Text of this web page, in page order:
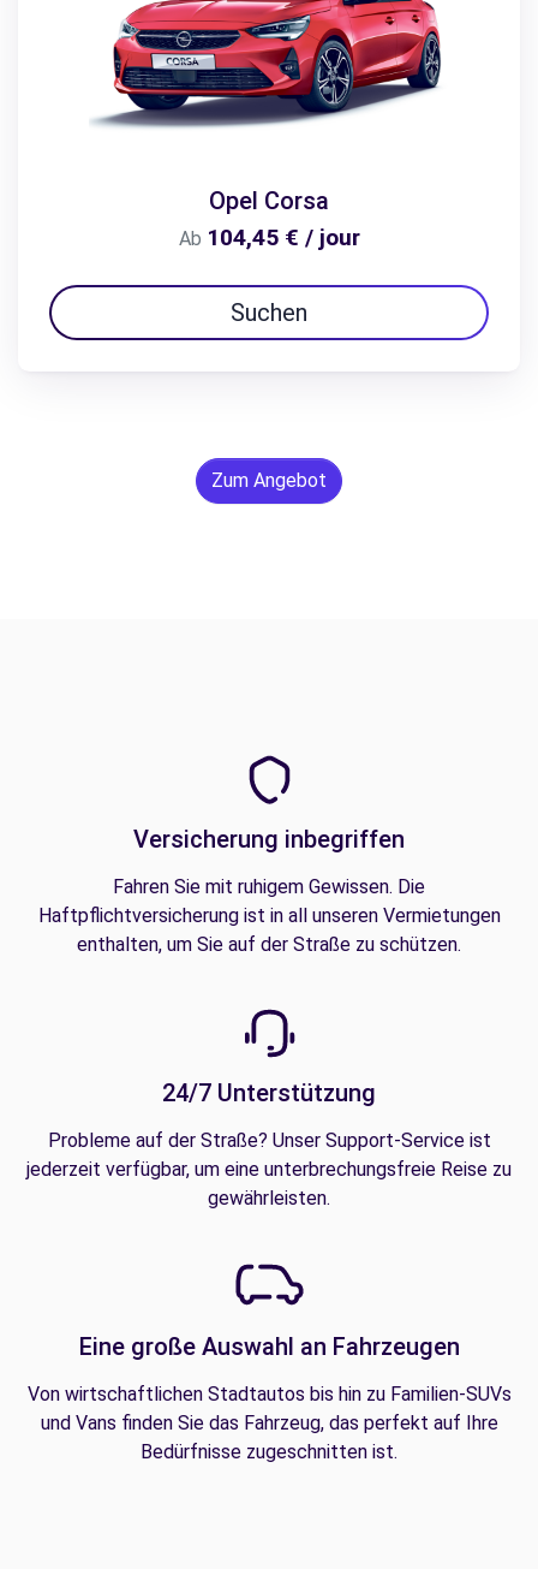
Opel Corsa
Ab 104,45 € / jour
Suchen
Zum Angebot
Versicherung inbegriffen
Fahren Sie mit ruhigem Gewissen. Die
Haftpflichtversicherung ist in all unseren Vermietungen
enthalten, um Sie auf der Straße zu schützen.
24/7 Unterstützung
Probleme auf der Straße? Unser Support-Service ist
jederzeit verfügbar, um eine unterbrechungsfreie Reise zu
gewährleisten.
Eine große Auswahl an Fahrzeugen
Von wirtschaftlichen Stadtautos bis hin zu Familien-SUVs
und Vans finden Sie das Fahrzeug, das perfekt auf Ihre
Bedürfnisse zugeschnitten ist.